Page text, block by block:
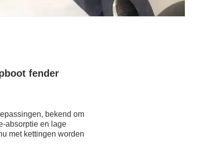
fender
bekend om
absorptie en lage
met kettingen worden